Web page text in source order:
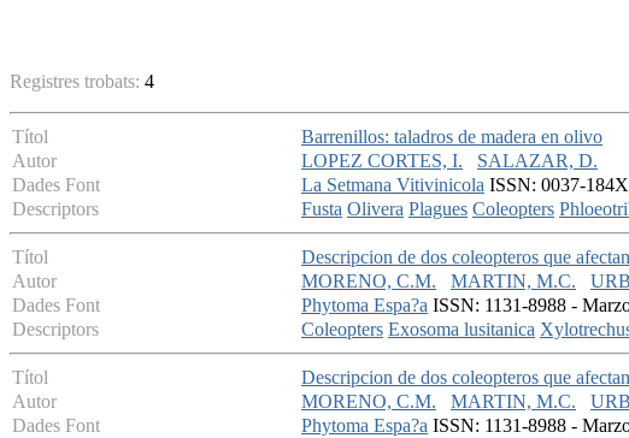
Registres trobats: 4
Títol
Barrenillos: taladros de madera en olivo
Autor
LOPEZ CORTES, I.
SALAZAR, D.
Dades Font
La Setmana Vitivinicola ISSN: 0037-
Descriptors
Fusta Olivera Plagues Coleopters
Títol
Descripcion de dos coleopteros que
Autor
MORENO, C.M. MARTIN, M.C.
Dades Font
Phytoma Espa?a ISSN: 1131-8988 -
Descriptors
Coleopters Exosoma lusitanica
Títol
Descripcion de dos coleopteros que
Autor
MORENO, C.M. MARTIN, M.C.
Dades Font
Phytoma Espa?a ISSN: 1131-8988 -